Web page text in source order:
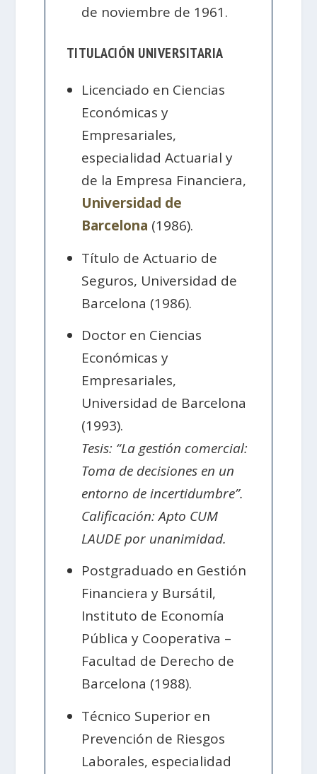
de noviembre de 1961.
TITULACIÓN UNIVERSITARIA
Licenciado en Ciencias
Económicas y
Empresariales,
especialidad Actuarial y
de la Empresa Financiera,
Universidad de
Barcelona (1986).
Título de Actuario de
Seguros, Universidad de
Barcelona (1986).
Doctor en Ciencias
Económicas y
Empresariales,
Universidad de Barcelona
(1993).
Tesis: “La gestión comercial:
Toma de decisiones en un
entorno de incertidumbre”.
Calificación: Apto CUM
LAUDE por unanimidad.
Postgraduado en Gestión
Financiera y Bursátil,
Instituto de Economía
Pública y Cooperativa –
Facultad de Derecho de
Barcelona (1988).
Técnico Superior en
Prevención de Riesgos
Laborales, especialidad